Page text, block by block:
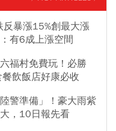
暴漲15%創最大漲
有6成上漲空間
福村免費玩！必勝
飲飯店好康必收
警準備」！豪大雨紫
，10日報先看